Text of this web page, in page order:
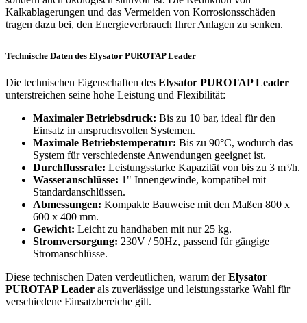
Kalkablagerungen und das Vermeiden von Korrosionsschäden
tragen dazu bei, den Energieverbrauch Ihrer Anlagen zu senken.
Technische Daten des Elysator PUROTAP Leader
Die technischen Eigenschaften des Elysator PUROTAP Leader
unterstreichen seine hohe Leistung und Flexibilität:
Maximaler Betriebsdruck: Bis zu 10 bar, ideal für den
Einsatz in anspruchsvollen Systemen.
Maximale Betriebstemperatur: Bis zu 90°C, wodurch das
System für verschiedenste Anwendungen geeignet ist.
Durchflussrate: Leistungsstarke Kapazität von bis zu 3 m³/h.
Wasseranschlüsse: 1" Innengewinde, kompatibel mit
Standardanschlüssen.
Abmessungen: Kompakte Bauweise mit den Maßen 800 x
600 x 400 mm.
Gewicht: Leicht zu handhaben mit nur 25 kg.
Stromversorgung: 230V / 50Hz, passend für gängige
Stromanschlüsse.
Diese technischen Daten verdeutlichen, warum derElysator
PUROTAP Leader als zuverlässige und leistungsstarke Wahl für
verschiedene Einsatzbereiche gilt.